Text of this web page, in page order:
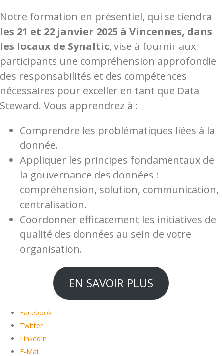
Notre formation en présentiel, qui se tiendra
les 21 et 22 janvier 2025 à Vincennes, dans
les locaux de Synaltic, vise à fournir aux
participants une compréhension approfondie
des responsabilités et des compétences
nécessaires pour exceller en tant que Data
Steward. Vous apprendrez à :
Comprendre les problématiques liées à la
donnée.
Appliquer les principes fondamentaux de
la gouvernance des données :
compréhension, solution, communication,
centralisation.
Coordonner efficacement les initiatives de
qualité des données au sein de votre
organisation.
EN SAVOIR PLUS
Facebook
Twitter
LinkedIn
E-Mail